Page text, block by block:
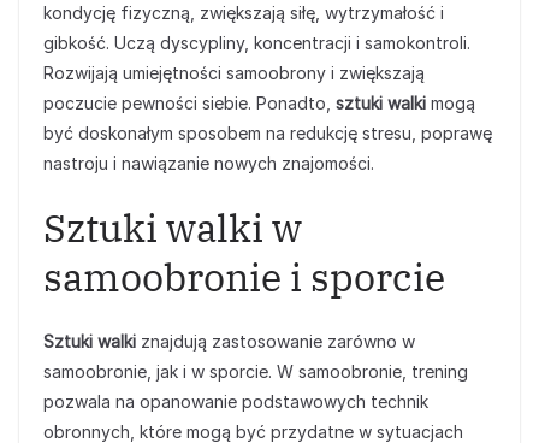
kondycję fizyczną, zwiększają siłę, wytrzymałość i
gibkość. Uczą dyscypliny, koncentracji i samokontroli.
Rozwijają umiejętności samoobrony i zwiększają
poczucie pewności siebie. Ponadto, sztuki walki mogą
być doskonałym sposobem na redukcję stresu, poprawę
nastroju i nawiązanie nowych znajomości.
Sztuki walki w
samoobronie i sporcie
Sztuki walki znajdują zastosowanie zarówno w
samoobronie, jak i w sporcie. W samoobronie, trening
pozwala na opanowanie podstawowych technik
obronnych, które mogą być przydatne w sytuacjach